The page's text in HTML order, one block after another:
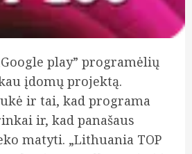
play” programėlių
įdomų projektą.
ir tai, kad programa
ir, kad panašaus
matyti. „Lithuania TOP